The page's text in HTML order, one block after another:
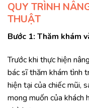
QUY TRÌNH
THUẬT
Bước 1: Thăm khám
Trước khi thực hiện
bác sĩ thăm khám tình
hiện tại của chiếc mũi,
mong muốn của khách